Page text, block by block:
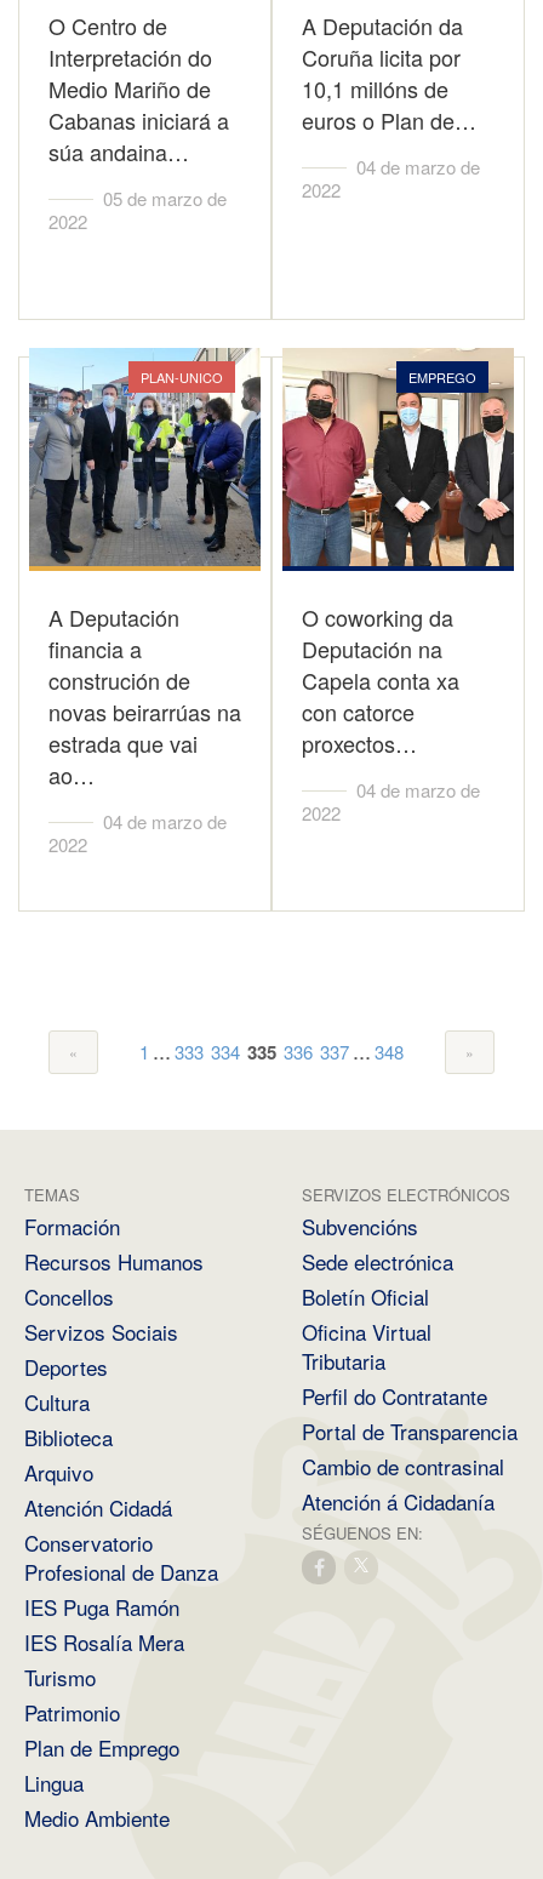
O Centro de
Interpretación do
Medio Mariño de
Cabanas iniciará a
súa andaina…
05 de marzo de
2022
A Deputación da
Coruña licita por
10,1 millóns de
euros o Plan de…
04 de marzo de
2022
PLAN-UNICO
A Deputación
financia a
construción de
novas beirarrúas na
estrada que vai
ao…
04 de marzo de
2022
EMPREGO
O coworking da
Deputación na
Capela conta xa
con catorce
proxectos…
04 de marzo de
2022
1 ...333 334 335 336 337...348
TEMAS
Formación
Recursos Humanos
Concellos
Servizos Sociais
Deportes
Cultura
Biblioteca
Arquivo
Atención Cidadá
Conservatorio
Profesional de Danza
IES Puga Ramón
IES Rosalía Mera
Turismo
Patrimonio
Plan de Emprego
Lingua
Medio Ambiente
SERVIZOS ELECTRÓNICOS
Subvencións
Sede electrónica
Boletín Oficial
Oficina Virtual
Tributaria
Perfil do Contratante
Portal de Transparencia
Cambio de contrasinal
Atención á Cidadanía
SÉGUENOS EN: